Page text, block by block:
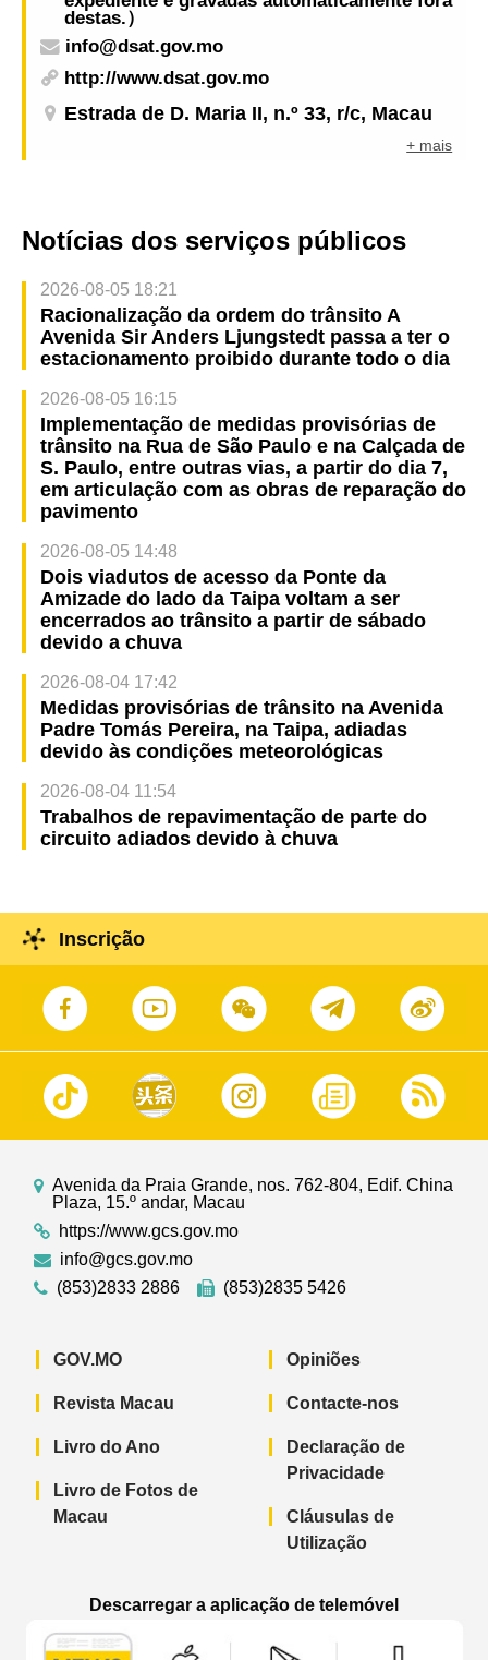
destas.）
info@dsat.gov.mo
http://www.dsat.gov.mo
Estrada de D. Maria II, n.º 33, r/c, Macau
+ mais
Notícias dos serviços públicos
2026-08-05 18:21
Racionalização da ordem do trânsito A
Avenida Sir Anders Ljungstedt passa a ter o
estacionamento proibido durante todo o dia
2026-08-05 16:15
Implementação de medidas provisórias de
trânsito na Rua de São Paulo e na Calçada de
S. Paulo, entre outras vias, a partir do dia 7,
em articulação com as obras de reparação do
pavimento
2026-08-05 14:48
Dois viadutos de acesso da Ponte da
Amizade do lado da Taipa voltam a ser
encerrados ao trânsito a partir de sábado
devido a chuva
2026-08-04 17:42
Medidas provisórias de trânsito na Avenida
Padre Tomás Pereira, na Taipa, adiadas
devido às condições meteorológicas
2026-08-04 11:54
Trabalhos de repavimentação de parte do
circuito adiados devido à chuva
Inscrição
Avenida da Praia Grande, nos. 762-804, Edif. China
Plaza, 15.º andar, Macau
https://www.gcs.gov.mo
info@gcs.gov.mo
(853)2833 2886
(853)2835 5426
GOV.MO
Revista Macau
Livro do Ano
Livro de Fotos de
Macau
Opiniões
Contacte-nos
Declaração de
Privacidade
Cláusulas de
Utilização
Descarregar a aplicação de telemóvel